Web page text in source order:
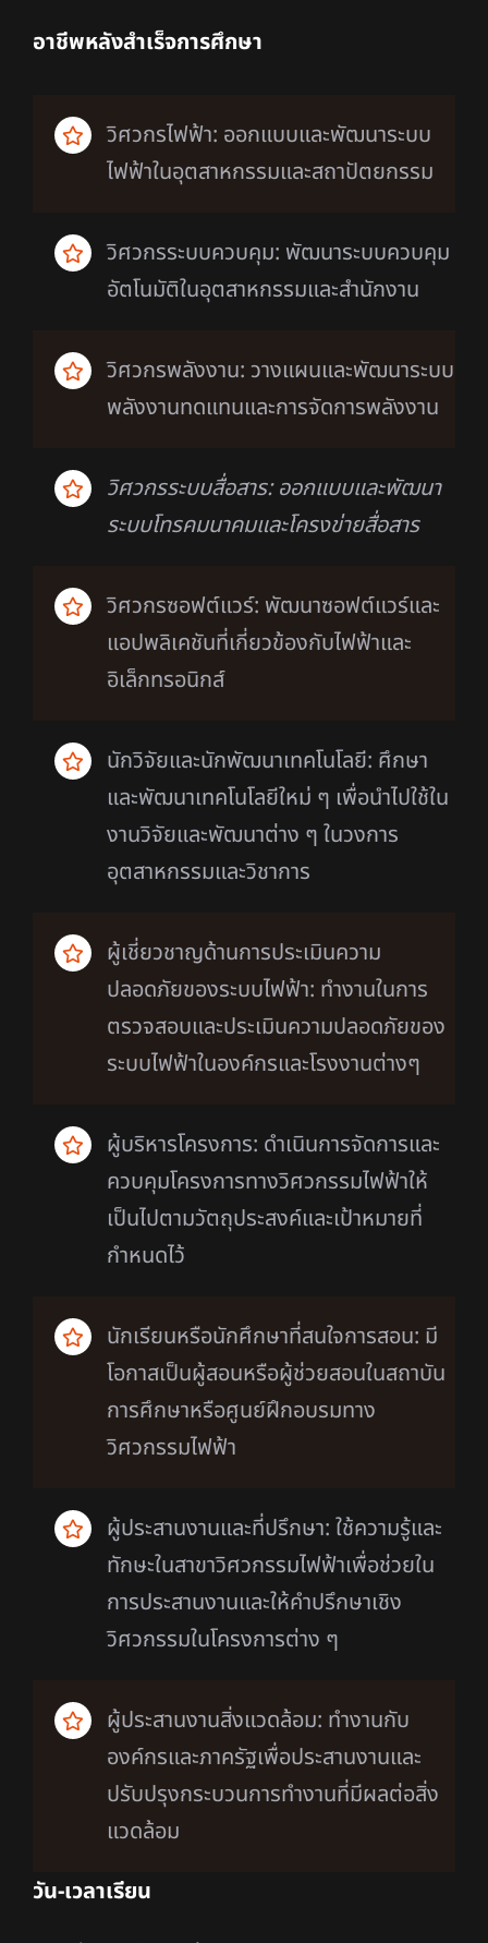
อาชีพหลังสำเร็จการศึกษา
วิศวกรไฟฟ้า: ออกแบบและพัฒนาระบบ
ไฟฟ้าในอุตสาหกรรมและสถาปัตยกรรม
วิศวกรระบบควบคุม: พัฒนาระบบควบคุม
อัตโนมัติในอุตสาหกรรมและสำนักงาน
วิศวกรพลังงาน: วางแผนและพัฒนาระบบ
พลังงานทดแทนและการจัดการพลังงาน
วิศวกรระบบสื่อสาร: ออกแบบและพัฒนา
ระบบโทรคมนาคมและโครงข่ายสื่อสาร
วิศวกรซอฟต์แวร์: พัฒนาซอฟต์แวร์และ
แอปพลิเคชันที่เกี่ยวข้องกับไฟฟ้าและ
อิเล็กทรอนิกส์
นักวิจัยและนักพัฒนาเทคโนโลยี: ศึกษา
และพัฒนาเทคโนโลยีใหม่ ๆ เพื่อนำไปใช้ใน
งานวิจัยและพัฒนาต่าง ๆ ในวงการ
อุตสาหกรรมและวิชาการ
ผู้เชี่ยวชาญด้านการประเมินความ
ปลอดภัยของระบบไฟฟ้า: ทำงานในการ
ตรวจสอบและประเมินความปลอดภัยของ
ระบบไฟฟ้าในองค์กรและโรงงานต่างๆ
ผู้บริหารโครงการ: ดำเนินการจัดการและ
ควบคุมโครงการทางวิศวกรรมไฟฟ้าให้
เป็นไปตามวัตถุประสงค์และเป้าหมายที่
กำหนดไว้
นักเรียนหรือนักศึกษาที่สนใจการสอน: มี
โอกาสเป็นผู้สอนหรือผู้ช่วยสอนในสถาบัน
การศึกษาหรือศูนย์ฝึกอบรมทาง
วิศวกรรมไฟฟ้า
ผู้ประสานงานและที่ปรึกษา: ใช้ความรู้และ
ทักษะในสาขาวิศวกรรมไฟฟ้าเพื่อช่วยใน
การประสานงานและให้คำปรึกษาเชิง
วิศวกรรมในโครงการต่าง ๆ
ผู้ประสานงานสิ่งแวดล้อม: ทำงานกับ
องค์กรและภาครัฐเพื่อประสานงานและ
ปรับปรุงกระบวนการทำงานที่มีผลต่อสิ่ง
แวดล้อม
วัน-เวลาเรียน